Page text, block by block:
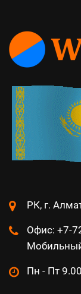
РК, г.
Офис: +7-
Пн - Пт